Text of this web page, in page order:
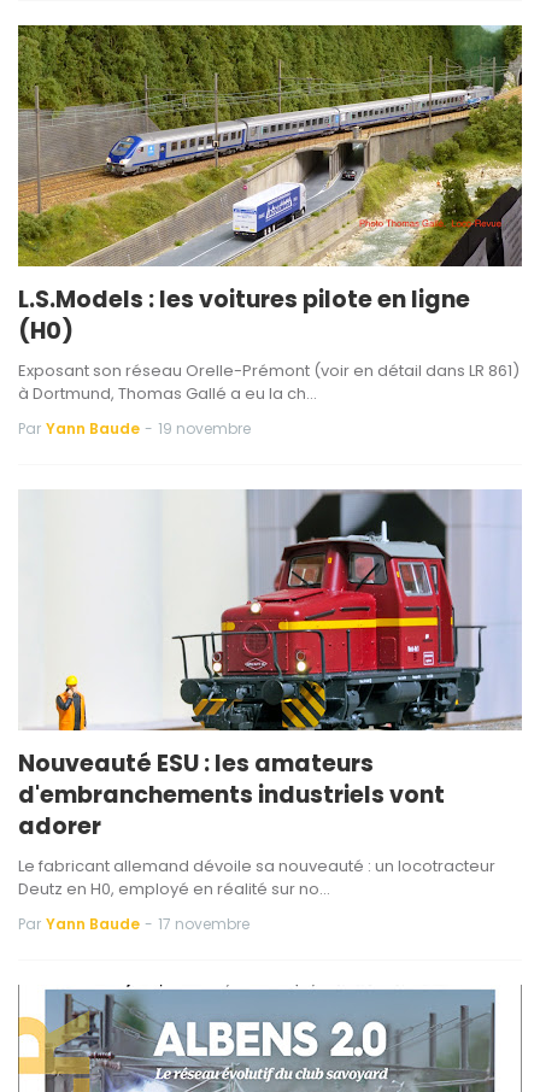
L.S.Models : les voitures pilote en ligne
(H0)
Exposant son réseau Orelle-Prémont (voir en détail dans LR 861)
à Dortmund, Thomas Gallé a eu la ch…
Par Yann Baude - 19 novembre
Nouveauté ESU : les amateurs
d'embranchements industriels vont
adorer
Le fabricant allemand dévoile sa nouveauté : un locotracteur
Deutz en H0, employé en réalité sur no…
Par Yann Baude - 17 novembre